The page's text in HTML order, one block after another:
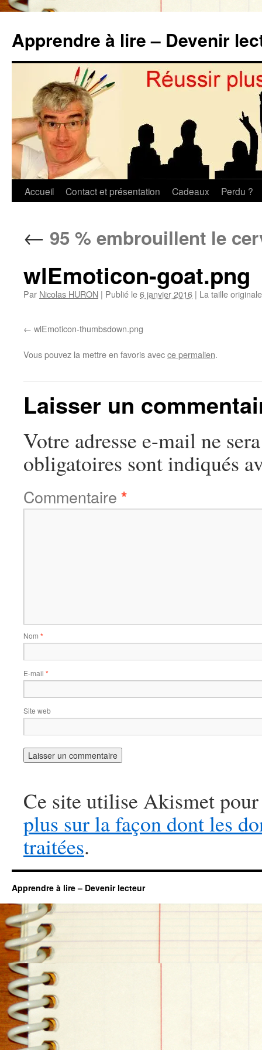
contenu
Apprendre à lire – Devenir
Accueil Contact et présentation Cadeaux Perdu ?
← 95 % embrouillent le
wlEmoticon-goat.png
Par Nicolas HURON | Publié le6 janvier 2016 | La taille
wlEmoticon-thumbsdown.png
Vous pouvez la mettre en favoris avecce permalien.
Laisser un
Votre adresse e-mail ne
obligatoires sont indiqués
Commentaire *
Nom *
E-mail *
Site web
Ce site utilise Akismet
plus sur la façon dont les
traitées.
Apprendre à lire – Devenir lecteur